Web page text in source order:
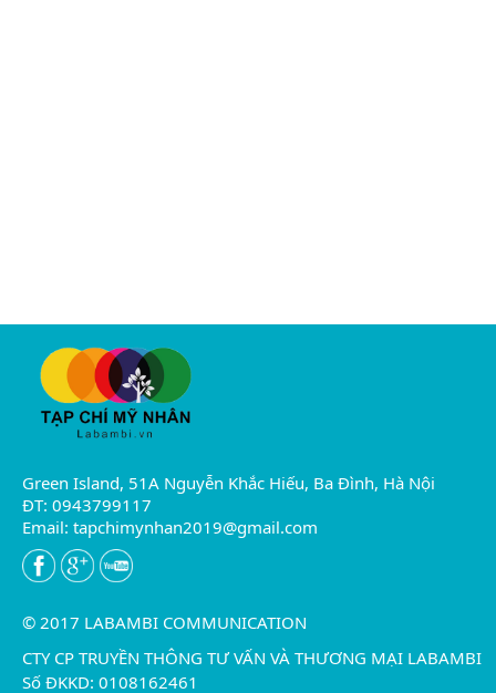
Green Island, 51A Nguyễn Khắc Hiếu, Ba Đình, Hà Nội
ĐT: 0943799117
Email: tapchimynhan2019@gmail.com
© 2017 LABAMBI COMMUNICATION
CTY CP TRUYỀN THÔNG TƯ VẤN VÀ THƯƠNG MẠI LABAMBI
Số ĐKKD: 0108162461